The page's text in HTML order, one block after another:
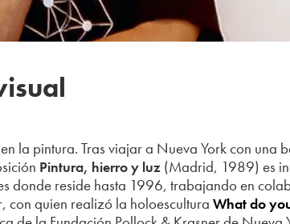
la pintura. Tras viajar a Nueva York con una
Pintura, hierro y luz(Madrid, 1989) es
donde reside hasta 1996, trabajando en
con quien realizó la holoescultura What do